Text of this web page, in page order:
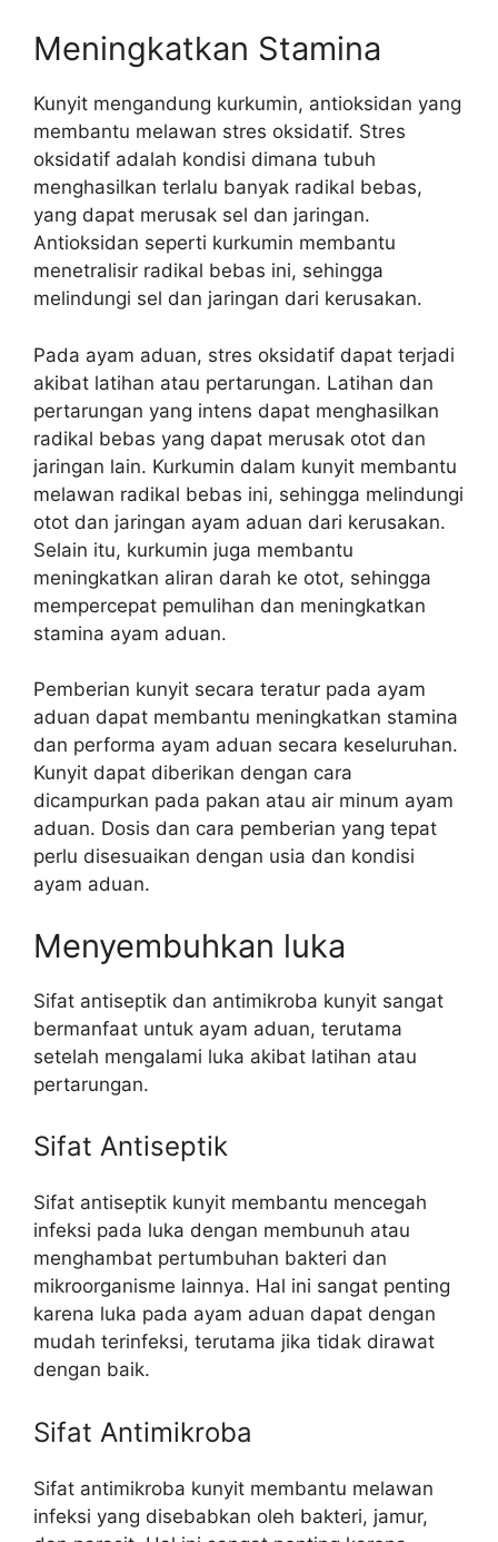
Meningkatkan Stamina
Kunyit mengandung kurkumin, antioksidan yang
membantu melawan stres oksidatif. Stres
oksidatif adalah kondisi dimana tubuh
menghasilkan terlalu banyak radikal bebas,
yang dapat merusak sel dan jaringan.
Antioksidan seperti kurkumin membantu
menetralisir radikal bebas ini, sehingga
melindungi sel dan jaringan dari kerusakan.
Pada ayam aduan, stres oksidatif dapat terjadi
akibat latihan atau pertarungan. Latihan dan
pertarungan yang intens dapat menghasilkan
radikal bebas yang dapat merusak otot dan
jaringan lain. Kurkumin dalam kunyit membantu
melawan radikal bebas ini, sehingga melindungi
otot dan jaringan ayam aduan dari kerusakan.
Selain itu, kurkumin juga membantu
meningkatkan aliran darah ke otot, sehingga
mempercepat pemulihan dan meningkatkan
stamina ayam aduan.
Pemberian kunyit secara teratur pada ayam
aduan dapat membantu meningkatkan stamina
dan performa ayam aduan secara keseluruhan.
Kunyit dapat diberikan dengan cara
dicampurkan pada pakan atau air minum ayam
aduan. Dosis dan cara pemberian yang tepat
perlu disesuaikan dengan usia dan kondisi
ayam aduan.
Menyembuhkan luka
Sifat antiseptik dan antimikroba kunyit sangat
bermanfaat untuk ayam aduan, terutama
setelah mengalami luka akibat latihan atau
pertarungan.
Sifat Antiseptik
Sifat antiseptik kunyit membantu mencegah
infeksi pada luka dengan membunuh atau
menghambat pertumbuhan bakteri dan
mikroorganisme lainnya. Hal ini sangat penting
karena luka pada ayam aduan dapat dengan
mudah terinfeksi, terutama jika tidak dirawat
dengan baik.
Sifat Antimikroba
Sifat antimikroba kunyit membantu melawan
infeksi yang disebabkan oleh bakteri, jamur,